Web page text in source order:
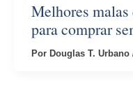
Melhores
para comprar
Por Douglas T. Urbano